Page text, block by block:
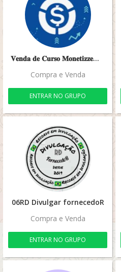
𝐕𝐞𝐧𝐝𝐚 𝐝𝐞 𝐂𝐮𝐫𝐬𝐨 𝐌𝐨𝐧𝐞𝐭𝐢𝐳𝐳𝐞🚀🚀🛰️
Compra e Venda
ENTRAR NO GRUPO
06RD Divulgar fornecedoR
Compra e Venda
ENTRAR NO GRUPO